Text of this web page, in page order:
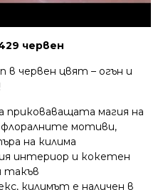
червен
червен цвят – огън и
приковаващата магия на
мотиви,
на килима
интериор и кокетен
такъв
килимът е наличен в